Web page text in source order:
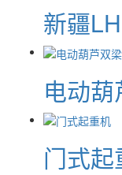
新疆
电动
门式起